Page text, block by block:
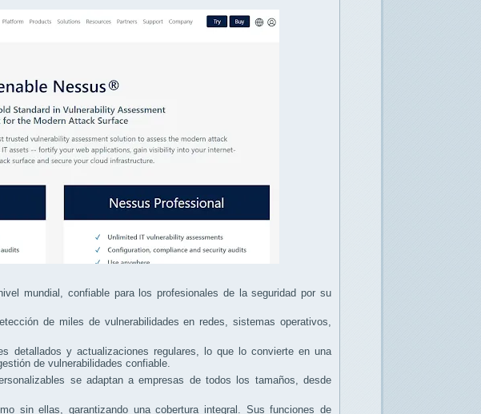
mundial, confiable para los profesionales de la seguridad por su
de miles de vulnerabilidades en redes, sistemas operativos,
detallados y actualizaciones regulares, lo que lo convierte en una
de vulnerabilidades confiable.
se adaptan a empresas de todos los tamaños, desde
sin ellas, garantizando una cobertura integral. Sus funciones de